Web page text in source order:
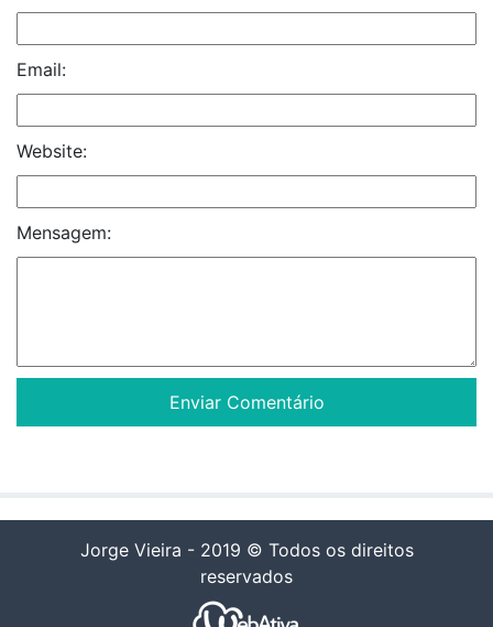
Email:
Website:
Mensagem:
Jorge Vieira - 2019 © Todos os direitos
reservados